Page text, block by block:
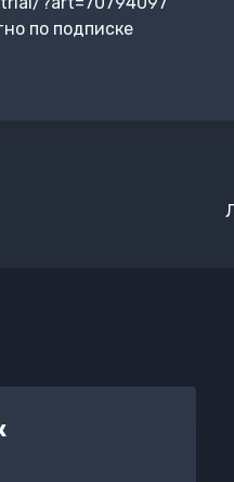
по подписке